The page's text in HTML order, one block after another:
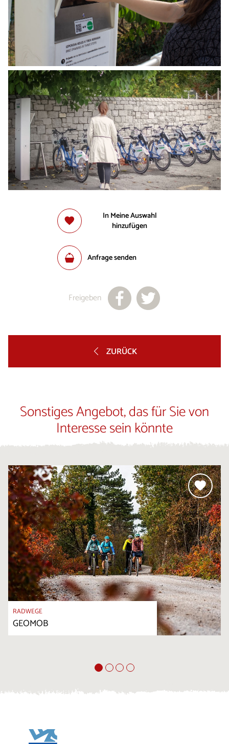
In Meine Auswahl
hinzufügen
Anfrage senden
Freigeben
ZURÜCK
Sonstiges Angebot, das für Sie von
Interesse sein könnte
RADWEGE
GEOMOB